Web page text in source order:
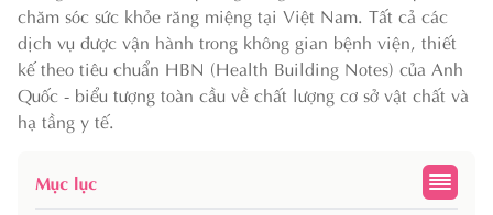
chăm sóc sức khỏe răng miệng tại Việt Nam. Tất cả các
dịch vụ được vận hành trong không gian bệnh viện, thiết
kế theo tiêu chuẩn HBN (Health Building Notes) của Anh
Quốc - biểu tượng toàn cầu về chất lượng cơ sở vật chất và
hạ tầng y tế.
Mục lục